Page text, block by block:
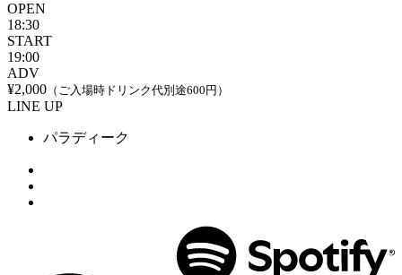
OPEN
18:30
START
19:00
ADV
¥2,000 （ご入場時ドリンク代別途600円）
LINE UP
パラディーク